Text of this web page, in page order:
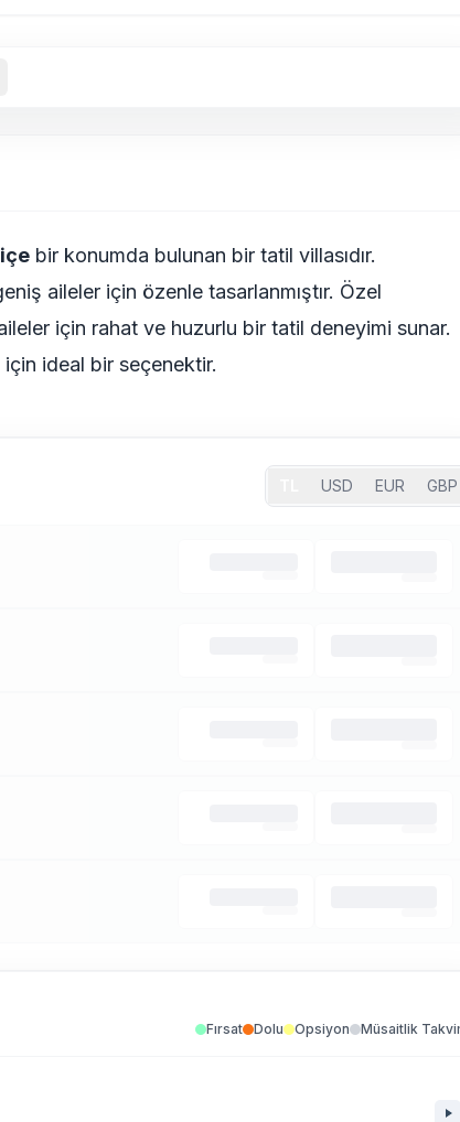
bir konumda bulunan bir tatil villasıdır.
aileler için özenle tasarlanmıştır. Özel
için rahat ve huzurlu bir tatil deneyimi sunar.
ideal bir seçenektir.
USD EUR GBP
Fırsat Dolu Opsiyon Müsaitlik